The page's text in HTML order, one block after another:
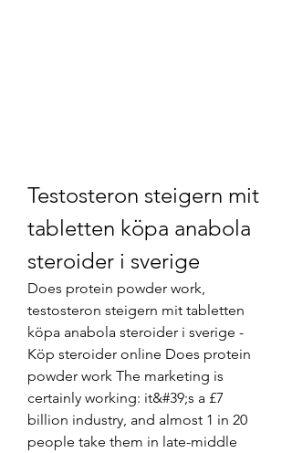
Testosteron steigern mit
tabletten köpa anabola
steroider i sverige
Does protein powder work,
testosteron steigern mit tabletten
köpa anabola steroider i sverige -
Köp steroider online Does protein
powder work The marketing is
certainly working: it&#39;s a £7
billion industry, and almost 1 in 20
people take them in late-middle